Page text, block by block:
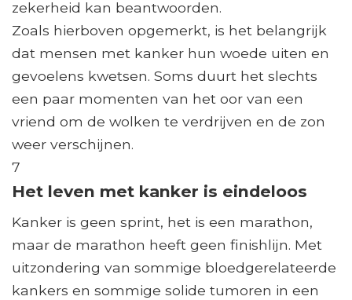
zekerheid kan beantwoorden.
Zoals hierboven opgemerkt, is het belangrijk
dat mensen met kanker hun woede uiten en
gevoelens kwetsen. Soms duurt het slechts
een paar momenten van het oor van een
vriend om de wolken te verdrijven en de zon
weer verschijnen.
7
Het leven met kanker is eindeloos
Kanker is geen sprint, het is een marathon,
maar de marathon heeft geen finishlijn. Met
uitzondering van sommige bloedgerelateerde
kankers en sommige solide tumoren in een